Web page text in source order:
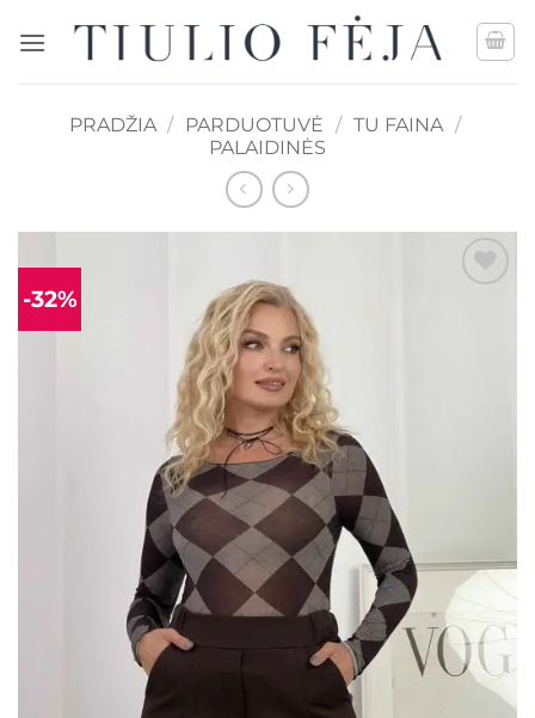
PRADŽIA / PARDUOTUVĖ / TU FAINA /
PALAIDINĖS
-32%